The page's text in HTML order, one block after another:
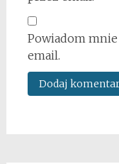
Powiadom
email.